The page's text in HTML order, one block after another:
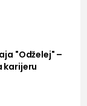
"Odželej" –
karijeru